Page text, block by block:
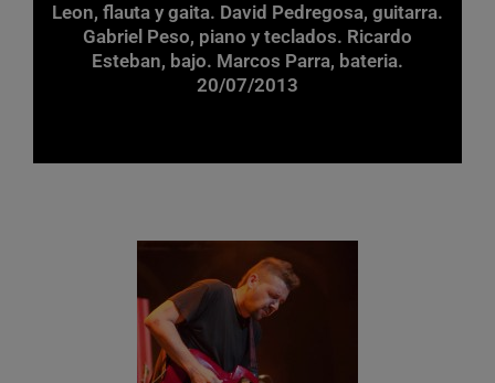
Leon, flauta y gaita. David Pedregosa, guitarra.
Gabriel Peso, piano y teclados. Ricardo
Esteban, bajo. Marcos Parra, bateria.
20/07/2013